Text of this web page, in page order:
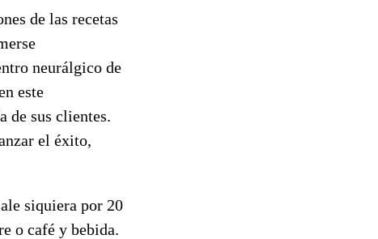
de las recetas
neurálgico de
este
de sus clientes.
el éxito,
siquiera por 20
o café y bebida.